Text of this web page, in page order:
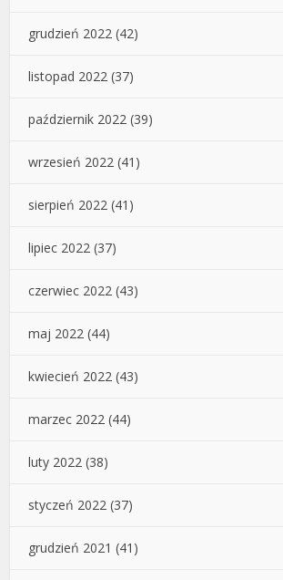
grudzień 2022 (42)
listopad 2022 (37)
październik 2022 (39)
wrzesień 2022 (41)
sierpień 2022 (41)
lipiec 2022 (37)
czerwiec 2022 (43)
maj 2022 (44)
kwiecień 2022 (43)
marzec 2022 (44)
luty 2022 (38)
styczeń 2022 (37)
grudzień 2021 (41)